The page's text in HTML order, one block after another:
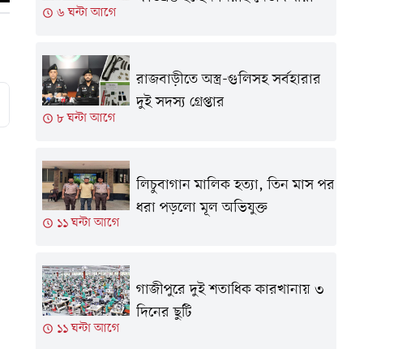
৬ ঘন্টা আগে
৮ ঘন্টা আগে
রাজবাড়ীতে অস্ত্র-গুলিসহ সর্বহারার
দুই সদস্য গ্রেপ্তার
১১ ঘন্টা আগে
লিচুবাগান মালিক হত্যা, তিন মাস পর
ধরা পড়লো মূল অভিযুক্ত
১১ ঘন্টা আগে
গাজীপুরে দুই শতাধিক কারখানায় ৩
দিনের ছুটি